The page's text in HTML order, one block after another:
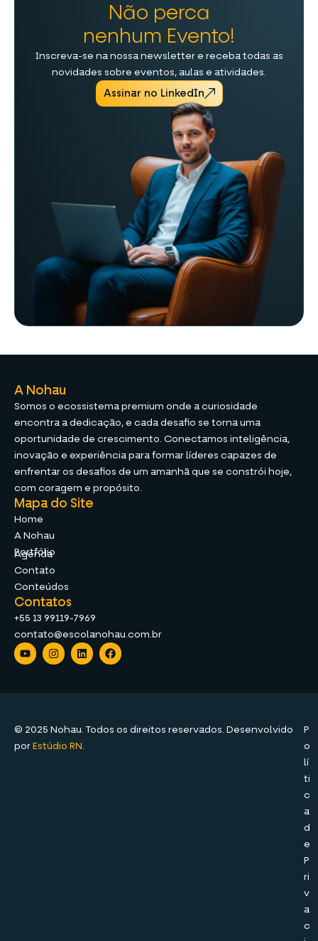
Não perca
nenhum Evento!
Inscreva-se na nossa newsletter e receba todas as
novidades sobre eventos, aulas e atividades.
Assinar no LinkedIn
A Nohau
Somos o ecossistema premium onde a curiosidade
encontra a dedicação, e cada desafio se torna uma
oportunidade de crescimento. Conectamos inteligência,
inovação e experiência para formar líderes capazes de
enfrentar os desafios de um amanhã que se constrói hoje,
com coragem e propósito.
Mapa do Site
Home
A Nohau
Portfólio
Agenda
Contato
Conteúdos
Contatos
+55 13 99119-7969
contato@escolanohau.com.br
© 2025 Nohau. Todos os direitos reservados. Desenvolvido
por Estúdio RN.
P
o
lí
ti
c
a
d
e
P
ri
v
a
c